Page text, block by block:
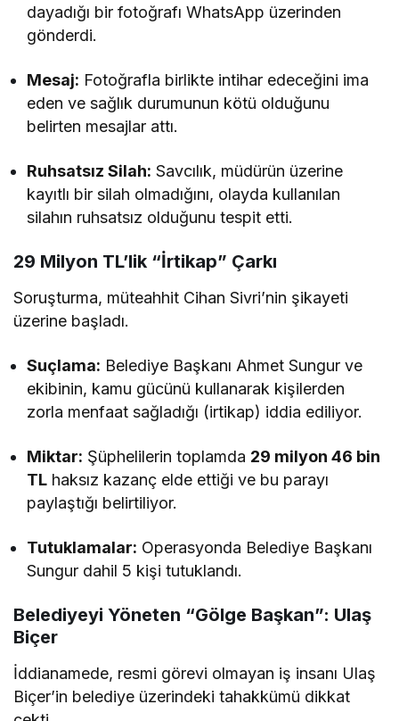
dayadığı bir fotoğrafı WhatsApp üzerinden
gönderdi.
Mesaj: Fotoğrafla birlikte intihar edeceğini ima
eden ve sağlık durumunun kötü olduğunu
belirten mesajlar attı.
Ruhsatsız Silah: Savcılık, müdürün üzerine
kayıtlı bir silah olmadığını, olayda kullanılan
silahın ruhsatsız olduğunu tespit etti.
29 Milyon TL’lik “İrtikap” Çarkı
Soruşturma, müteahhit Cihan Sivri’nin şikayeti
üzerine başladı.
Suçlama: Belediye Başkanı Ahmet Sungur ve
ekibinin, kamu gücünü kullanarak kişilerden
zorla menfaat sağladığı (irtikap) iddia ediliyor.
Miktar: Şüphelilerin toplamda 29 milyon 46 bin
TL haksız kazanç elde ettiği ve bu parayı
paylaştığı belirtiliyor.
Tutuklamalar: Operasyonda Belediye Başkanı
Sungur dahil 5 kişi tutuklandı.
Belediyeyi Yöneten “Gölge Başkan”: Ulaş
Biçer
İddianamede, resmi görevi olmayan iş insanı Ulaş
Biçer’in belediye üzerindeki tahakkümü dikkat